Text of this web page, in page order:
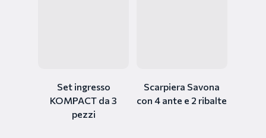
Set ingresso
KOMPACT da 3
pezzi
Scarpiera Savona
con 4 ante e 2 ribalte